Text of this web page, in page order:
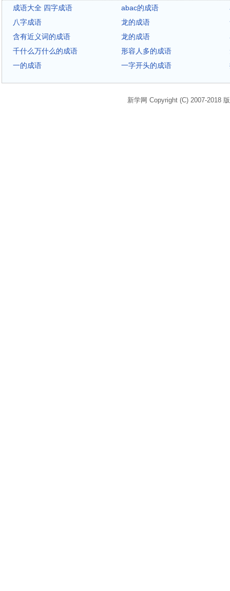
成语大全 四字成语 abac的成语
八字成语
龙的成语
含有近义词的成语
龙的成语
千什么万什么的成语
形容人多的成语
一的成语
一字开头的成语
新学网 Copyright (C) 2007-2018